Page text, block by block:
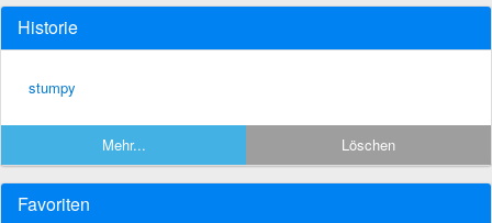
Historie
stumpy
Mehr... Löschen
Favoriten